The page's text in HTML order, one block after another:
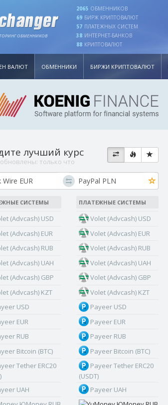
ОБМЕННИКОВ
2065 ОБМЕННИКОВ
69 БИРЖ КРИПТОВАЛЮТ
57 ПЛАТЕЖНЫХ СИСТЕМ
38 ИНТЕРНЕТ-БАНКОВ
88 КРИПТОВАЛЮТ
ВАЛЮТ ОБМЕННИКИ БИРЖИ КРИПТОВАЛЮТ
лучший курс
только что
СИСТЕМЫ
(Advcash) USD
(Advcash) EUR
(Advcash) RUB
(Advcash) UAH
(Advcash) GBP
(Advcash) KZT
USD
EUR
RUB
Bitcoin (BTC)
Tether ERC20
UAH
ПЛАТЕЖНЫЕ СИСТЕМЫ
Volet (Advcash) USD
Volet (Advcash) EUR
Volet (Advcash) RUB
Volet (Advcash) UAH
Volet (Advcash) GBP
Volet (Advcash) KZT
Payeer USD
Payeer EUR
Payeer RUB
Payeer Bitcoin (BTC)
Payeer Tether ERC20
(USDT)
Payeer UAH